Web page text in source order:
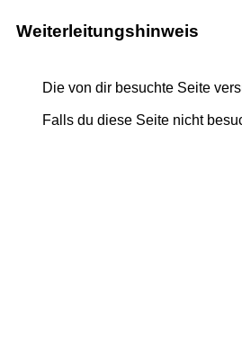
Weiterleitungshinweis
Die von dir besuchte Seite
Falls du diese Seite nicht